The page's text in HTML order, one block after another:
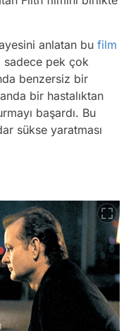
anlatan bu film
pek çok
benzersiz bir
bir hastalıktan
başardı. Bu
sükse yaratması